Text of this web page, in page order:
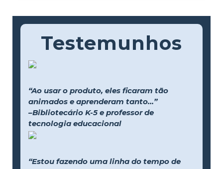
Testemunhos
“Ao usar o produto, eles ficaram tão
animados e aprenderam tanto...”
–Bibliotecário K-5 e professor de
tecnologia educacional
“Estou fazendo uma linha do tempo de